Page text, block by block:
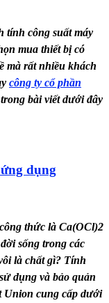
tính công suất máy
mua thiết bị có
mà rất nhiều khách
công ty cổ phần
bài viết dưới đây
dụng
thức là Ca(OCl)2
sống trong các
là chất gì? Tính
dụng và bảo quản
Union cung cấp dưới